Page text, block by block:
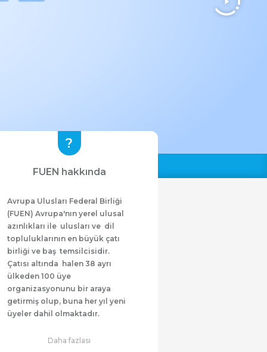
FUEN hakkında
Avrupa Ulusları Federal Birliği
(FUEN) Avrupa'nın yerel ulusal
azınlıkları ile ulusları ve dil
topluluklarının en büyük çatı
birliği ve baş temsilcisidir.
Çatısı altında halen 38 ayrı
ülkeden 100 üye
organizasyonunu bir araya
getirmiş olup, buna her yıl yeni
üyeler dahil olmaktadır.
Daha fazlası